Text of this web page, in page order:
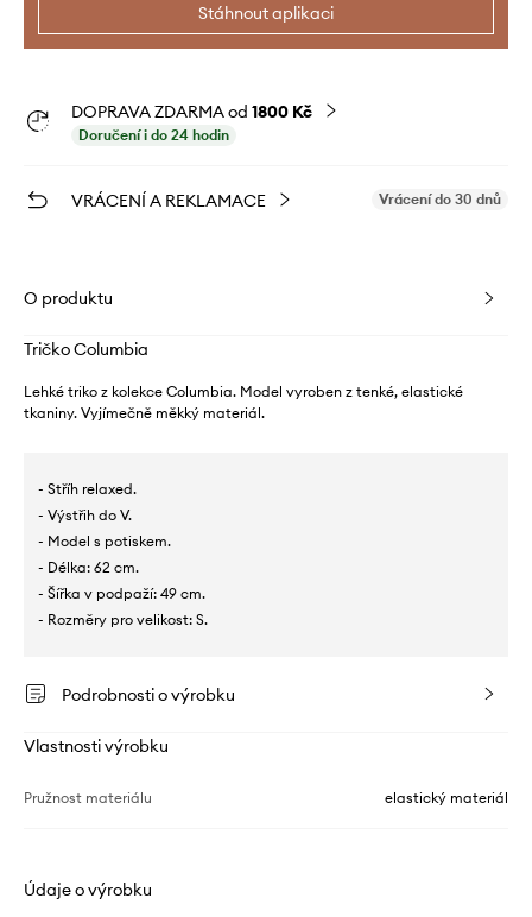
Stáhnout aplikaci
DOPRAVA ZDARMA od 1800 Kč
Doručení i do 24 hodin
VRÁCENÍ A REKLAMACE Vrácení do 30 dnů
O produktu
Tričko Columbia
Lehké triko z kolekce Columbia. Model vyroben z tenké, elastické
tkaniny. Vyjímečně měkký materiál.
- Stříh relaxed.
- Výstřih do V.
- Model s potiskem.
- Délka: 62 cm.
- Šířka v podpaží: 49 cm.
- Rozměry pro velikost: S.
Podrobnosti o výrobku
Vlastnosti výrobku
Pružnost materiálu elastický materiál
Údaje o výrobku